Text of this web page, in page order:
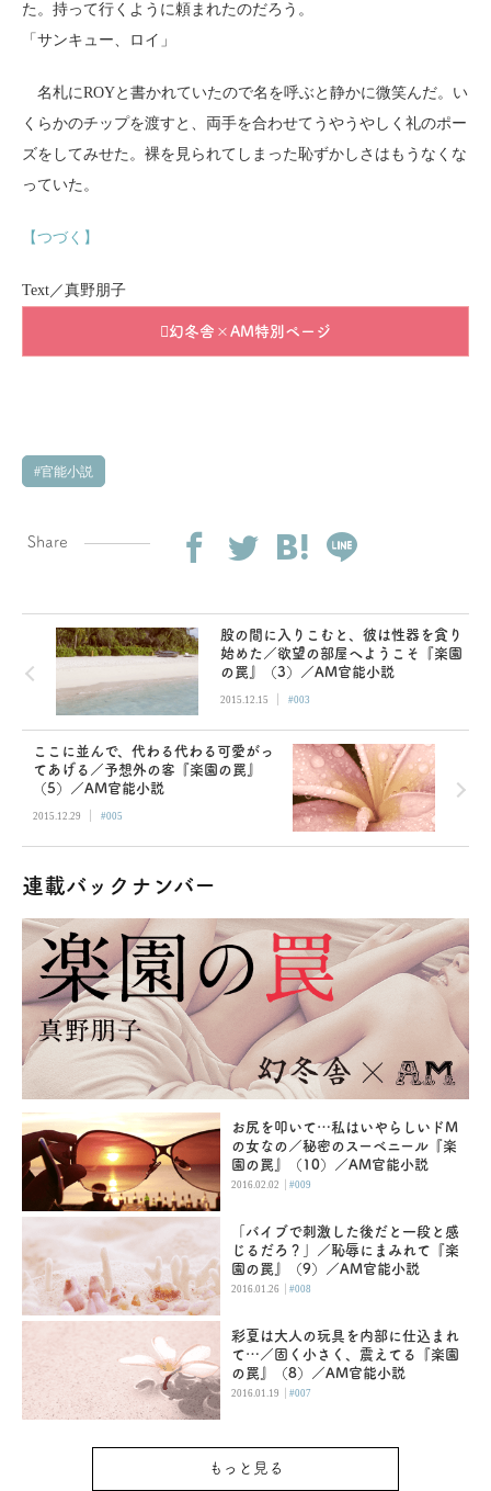
た。持って行くように頼まれたのだろう。
「サンキュー、ロイ」
名札にROYと書かれていたので名を呼ぶと静かに微笑んだ。い
くらかのチップを渡すと、両手を合わせてうやうやしく礼のポー
ズをしてみせた。裸を見られてしまった恥ずかしさはもうなくな
っていた。
【つづく】
Text／真野朋子
幻冬舎×AM特別ページ
官能小説
Share
股の間に入りこむと、彼は性器を貪り
始めた／欲望の部屋へようこそ『楽園
の罠』（3）／AM官能小説
2015.12.15 | #003
ここに並んで、代わる代わる可愛がっ
てあげる／予想外の客『楽園の罠』
（5）／AM官能小説
2015.12.29 | #005
連載バックナンバー
お尻を叩いて…私はいやらしいドM
の女なの／秘密のスーベニール『楽
園の罠』（10）／AM官能小説
2016.02.02 |#009
「バイブで刺激した後だと一段と感
じるだろ？」／恥辱にまみれて『楽
園の罠』（9）／AM官能小説
2016.01.26 |#008
彩夏は大人の玩具を内部に仕込まれ
て…／固く小さく、震えてる『楽園
の罠』（8）／AM官能小説
2016.01.19 |#007
もっと見る